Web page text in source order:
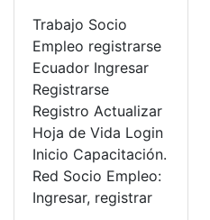
Trabajo Socio
Empleo registrarse
Ecuador Ingresar
Registrarse
Registro Actualizar
Hoja de Vida Login
Inicio Capacitación.
Red Socio Empleo:
Ingresar, registrar